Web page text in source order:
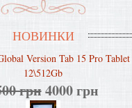
НОВИНКИ
Version Tab 15 Pro Tablet
12\512Gb
грн4000 грн